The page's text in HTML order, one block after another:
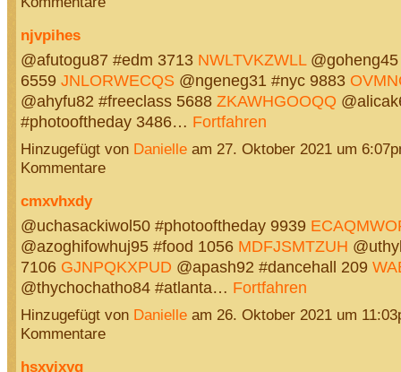
njvpihes
@afutogu87 #edm 3713 NWLTVKZWLL@goheng45
6559 JNLORWECQS @ngeneg31 #nyc 9883
@ahyfu82 #freeclass 5688 ZKAWHGOOQQ
#photooftheday 3486… Fortfahren
Hinzugefügt von Danielleam 27. Oktober 2021 um
Kommentare
cmxvhxdy
@uchasackiwol50 #photooftheday 9939
@azoghifowhuj95 #food 1056 MDFJSMTZUH
7106 GJNPQKXPUD @apash92 #dancehall 209
@thychochatho84 #atlanta… Fortfahren
Hinzugefügt von Danielleam 26. Oktober 2021 um
Kommentare
hsxvjxyq